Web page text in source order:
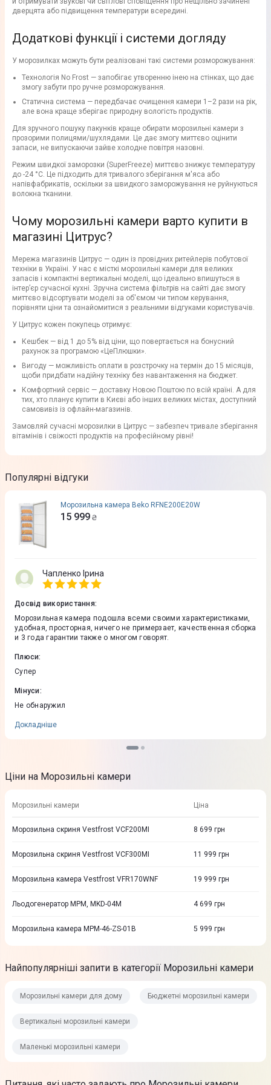
дверцята або підвищення температури всередині.
Додаткові функції і системи догляду
У морозилках можуть бути реалізовані такі системи розморожування:
Технологія No Frost — запобігає утворенню інею на стінках, що дає
змогу забути про ручне розморожування.
Статична система — передбачає очищення камери 1–2 рази на рік,
але вона краще зберігає природну вологість продуктів.
Для зручного пошуку пакунків краще обирати морозильні камери з
прозорими полицями/шухлядами. Це дає змогу миттєво оцінити
запаси, не випускаючи зайве холодне повітря назовні.
Режим швидкої заморозки (SuperFreeze) миттєво знижує температуру
до -24 °C. Це підходить для тривалого зберігання м'яса або
напівфабрикатів, оскільки за швидкого заморожування не руйнуються
волокна тканини.
Чому морозильні камери варто купити в
магазині Цитрус?
Мережа магазинів Цитрус — один із провідних ритейлерів побутової
техніки в Україні. У нас є місткі морозильні камери для великих
запасів і компактні вертикальні моделі, що ідеально впишуться в
інтер’єр сучасної кухні. Зручна система фільтрів на сайті дає змогу
миттєво відсортувати моделі за об'ємом чи типом керування,
порівняти ціни та ознайомитися з реальними відгуками користувачів.
У Цитрус кожен покупець отримує:
Кешбек — від 1 до 5% від ціни, що повертається на бонусний
рахунок за програмою «ЦеПлюшки».
Вигоду — можливість оплати в розстрочку на термін до 15 місяців,
щоби придбати надійну техніку без навантаження на бюджет.
Комфортний сервіс — доставку Новою Поштою по всій країні. А для
тих, хто планує купити в Києві або інших великих містах, доступний
самовивіз із офлайн-магазинів.
Замовляй сучасні морозилки в Цитрус — забезпеч тривале зберігання
вітамінів і свіжості продуктів на професійному рівні!
Популярні відгуки
Морозильна камера Beko RFNE200E20W
15 999 ₴
Чапленко Ірина
Досвід використання:
Морозильная камера подошла всеми своими характеристиками,
удобная, просторная, ничего не примерзает, качественная сборка
и 3 года гарантии также о многом говорят.
Плюси:
Супер
Мінуси:
Не обнаружил
Докладніше
Ціни на Морозильні камери
Морозильні камери Ціна
Морозильна скриня Vestfrost VCF200MI 8 699 грн
Морозильна скриня Vestfrost VCF300MI 11 999 грн
Морозильна камера Vestfrost VFR170WNF 19 999 грн
Льодогенератор MPM, MKD-04M 4 699 грн
Морозильна камера MPM-46-ZS-01B 5 999 грн
Найпопулярніші запити в категорії Морозильні камери
Морозильні камери для дому Бюджетні морозильні камери
Вертикальні морозильні камери
Маленькі морозильні камери